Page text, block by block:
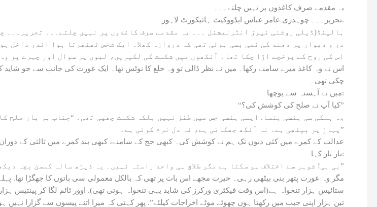
یہ مقدمے صرف کاغذوں پر نہیں چلتے۔۔۔
تحریر۔۔۔ چوہدری عامر عباس ایڈووکیٹ ہائیکورٹ لاہور.
ہالینڈ(ڈیلی روشنی نیوز انٹرنیشنل ۔۔۔ یہ مقدمے صرف کاغذوں پر نہیں چلتے۔۔۔
در و دیوار پر دھند کی نمی بسی ہوئی تھی کہ دروازہ کھلا۔ ایک شخص ٹھٹھرتا ہوا اندر داخل
اس کی روح کے پرخچے اڑا چکا تھا۔ آنکھوں میں شکست کی لکیریں، لبوں پر سوال اور چہرے پر
اس نے وہ کاغذ میرے سامنے رکھا۔ میں نے نظر ڈالی تو وہ خلع کا نوٹس تھا۔ ایک عورت کی جانب سے جو
چکی تھی۔
میں نے آہستہ سے پوچھا:
“کیا آپ نے صلح کی کوشش کی؟”
وہ ہلکی سی ہنسی ہنسا. ایسی ہنسی جس میں طنز نہیں بلکہ شکست چھپی تھی۔ “جناب ہر بار صلح
پہاڑ پر بیٹھی ہے۔ نہ آنکھ جھکاتی ہے، نہ دل نرم کرتی ہے۔”
عدالت کے کمرے میں کئی دنوں تک ہم نے کوشش کی۔ کبھی جج کے سامنے، کبھی بند کمرے میں ثالثی کے
بار بار کہا:
“بی بی! شوہر سے اختلاف ہو سکتا ہے مگر طلاق ہی واحد راستہ نہیں۔ یہ ڈیڑھ سالہ کمسن بچہ دیکھیے، اس کی معصوم آنکھیں آپ سے سوال کر رہی ہیں۔”
مگر وہ عورت پتھر بنی بیٹھی رہی۔ حیرت مجھے اس بات پر تھی کہ بالکل معمولی سی باتوں کا جھگڑا تھا.
ستائیس ہزار تنخواہ ہے(اس وقت فیکٹری ورکرز کی شاید یہی تنخواہ ہوتی تھی). اوور ٹائم لگا کر پینتیس
تین ہزار اپنی جیب میں رکھتا ہوں چھوٹے موٹے اخراجات کیلئے”. پھر کہتی کہ میرا اتنے پیسوں سے گزارا